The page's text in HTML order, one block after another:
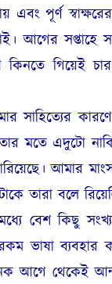
এবং পূর্ণ
আগের সপ্তাহে
কিনতে
সাহিত্যের
মতে এদুটো
আমার
তারা বলে
বেশ কিছু
ভাষা
আগে থেকেই